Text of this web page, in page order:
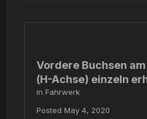
Vordere Buchsen
(H-Achse) einzeln
in Fahrwerk
Posted May 4, 2020